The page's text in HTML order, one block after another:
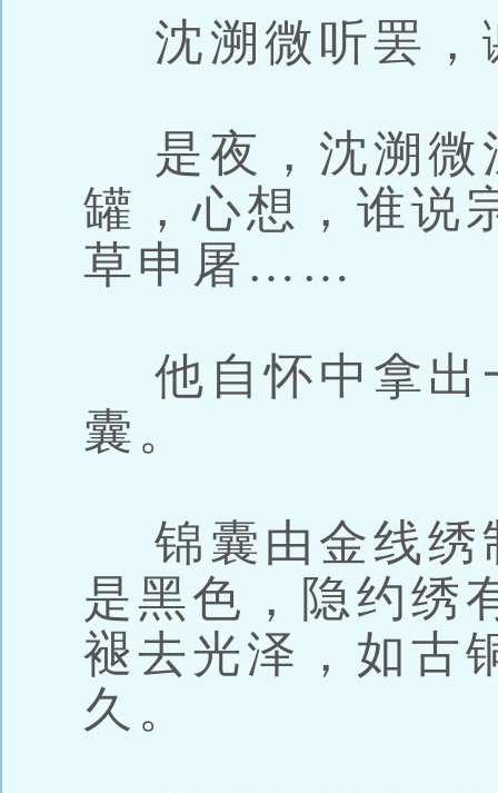
沈溯微听罢，
是夜，沈溯微
罐，心想，谁说
草申屠……
他自怀中拿出
囊。
锦囊由金线绣
是黑色，隐约绣
褪去光泽，如古
久。